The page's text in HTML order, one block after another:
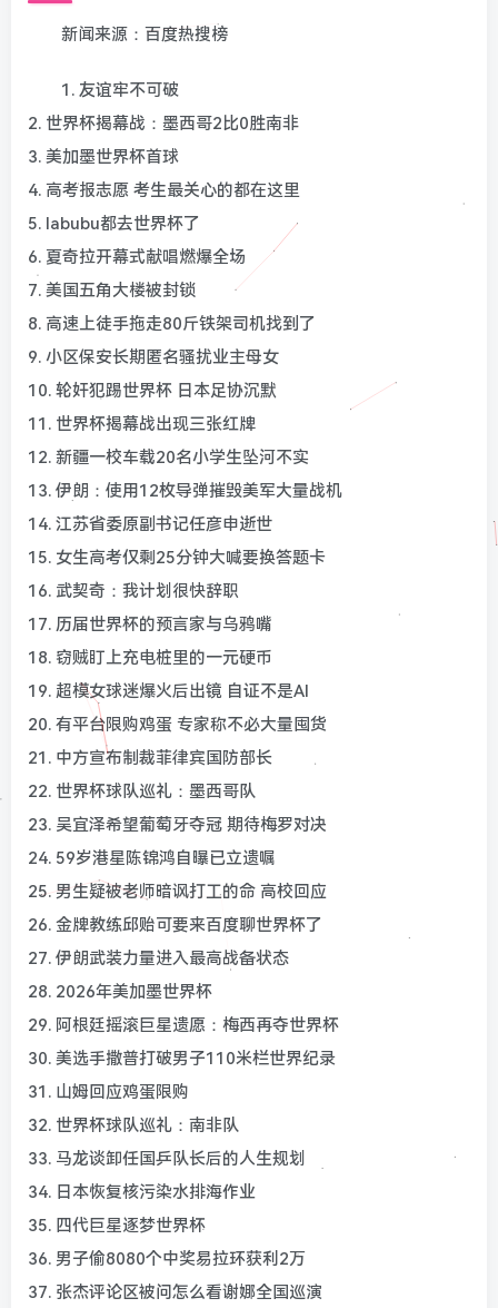
新闻来源：百度热搜榜
1. 友谊牢不可破
2. 世界杯揭幕战：墨西哥2比0胜南非
3. 美加墨世界杯首球
4. 高考报志愿 考生最关心的都在这里
5. labubu都去世界杯了
6. 夏奇拉开幕式献唱燃爆全场
7. 美国五角大楼被封锁
8. 高速上徒手拖走80斤铁架司机找到了
9. 小区保安长期匿名骚扰业主母女
10. 轮奸犯踢世界杯 日本足协沉默
11. 世界杯揭幕战出现三张红牌
12. 新疆一校车载20名小学生坠河不实
13. 伊朗：使用12枚导弹摧毁美军大量战机
14. 江苏省委原副书记任彦申逝世
15. 女生高考仅剩25分钟大喊要换答题卡
16. 武契奇：我计划很快辞职
17. 历届世界杯的预言家与乌鸦嘴
18. 窃贼盯上充电桩里的一元硬币
19. 超模女球迷爆火后出镜 自证不是AI
20. 有平台限购鸡蛋 专家称不必大量囤货
21. 中方宣布制裁菲律宾国防部长
22. 世界杯球队巡礼：墨西哥队
23. 吴宜泽希望葡萄牙夺冠 期待梅罗对决
24. 59岁港星陈锦鸿自曝已立遗嘱
25. 男生疑被老师暗讽打工的命 高校回应
26. 金牌教练邱贻可要来百度聊世界杯了
27. 伊朗武装力量进入最高战备状态
28. 2026年美加墨世界杯
29. 阿根廷摇滚巨星遗愿：梅西再夺世界杯
30. 美选手撒普打破男子110米栏世界纪录
31. 山姆回应鸡蛋限购
32. 世界杯球队巡礼：南非队
33. 马龙谈卸任国乒队长后的人生规划
34. 日本恢复核污染水排海作业
35. 四代巨星逐梦世界杯
36. 男子偷8080个中奖易拉环获利2万
37. 张杰评论区被问怎么看谢娜全国巡演